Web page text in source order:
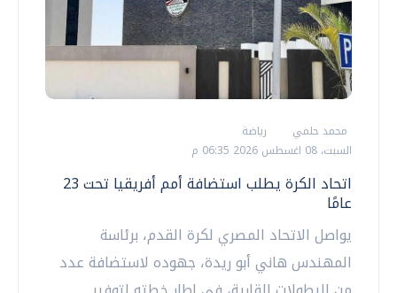
محمد حلمي
رياضة
السبت، 08 اغسطس 2026 06:35 م
اتحاد الكرة يطلب استضافة أمم أفريقيا تحت 23
عامًا
يواصل الاتحاد المصري لكرة القدم، برئاسة
المهندس هاني أبو ريدة، جهوده لاستضافة عدد